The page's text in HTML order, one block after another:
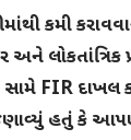
કમી
લોકતાંત્રિક
સામે FIR
હતું કે